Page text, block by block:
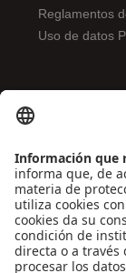
Reglamentos
Uso de datos
Contáctenos
Biblioguías
Preguntas
Capacitación
Directrices